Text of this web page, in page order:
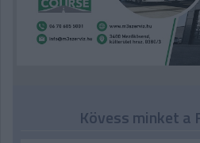
Kövess minket a